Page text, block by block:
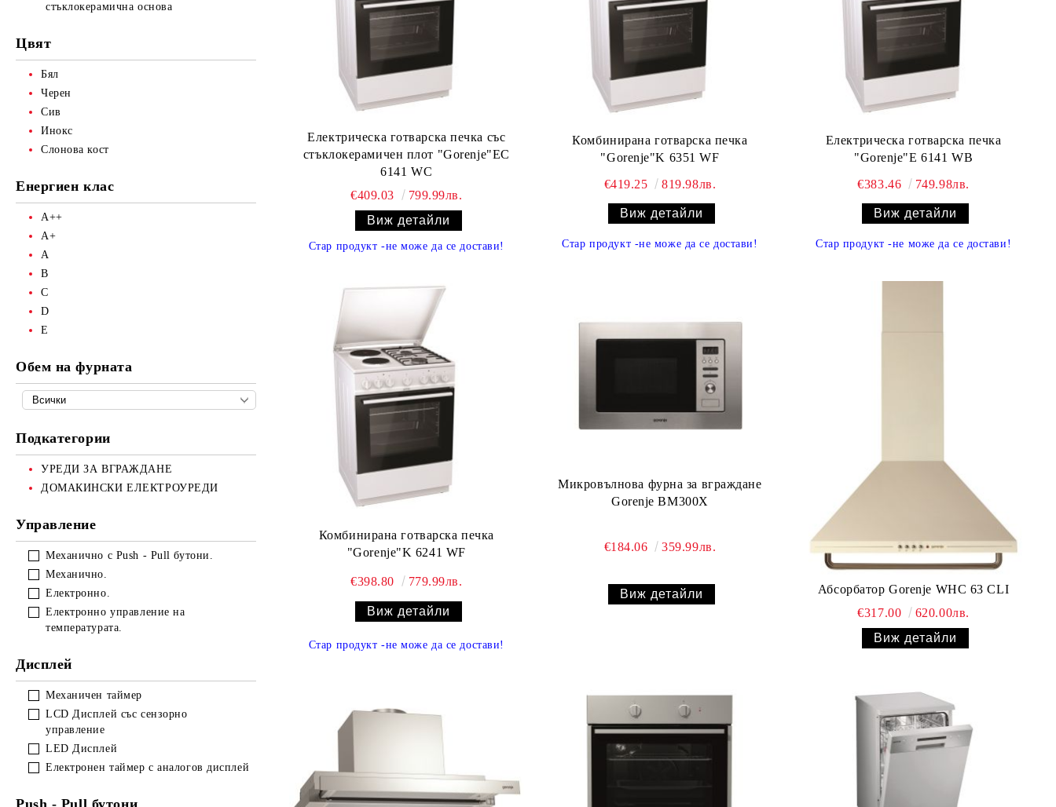
стъклокерамична основа
Цвят
Бял
Черен
Сив
Инокс
Слонова кост
Енергиен клас
A++
A+
А
B
C
D
E
Обем на фурната
Подкатегории
УРЕДИ ЗА ВГРАЖДАНЕ
ДОМАКИНСКИ ЕЛЕКТРОУРЕДИ
Управление
Механично с Push - Pull бутони.
Механично.
Електронно.
Електронно управление на
температурата.
Дисплей
Механичен таймер
LCD Дисплей със сензорно
управление
LED Дисплей
Електронен таймер с аналогов дисплей
Push - Pull бутони
Електрическа готварска печка със
стъклокерамичен плот "Gorenje"EC
6141 WC
€409.03
799.99лв.
Виж детайли
Стар продукт -не може да се достави!
Комбинирана готварска печка
"Gorenje"K 6351 WF
€419.25 819.98лв.
Виж детайли
Стар продукт -не може да се достави !
Електрическа готварска печка
"Gorenje"E 6141 WB
€383.46 749.98лв.
Виж детайли
Стар продукт -не може да се достави !
Комбинирана готварска печка
"Gorenje"K 6241 WF
€398.80 779.99лв.
Виж детайли
Стар продукт -не може да се достави!
Микровълнова фурна за вграждане
Gorenje BM300X
€184.06 359.99лв.
Виж детайли
Абсорбатор Gorenje WHC 63 CLI
€317.00
620.00лв.
Виж детайли